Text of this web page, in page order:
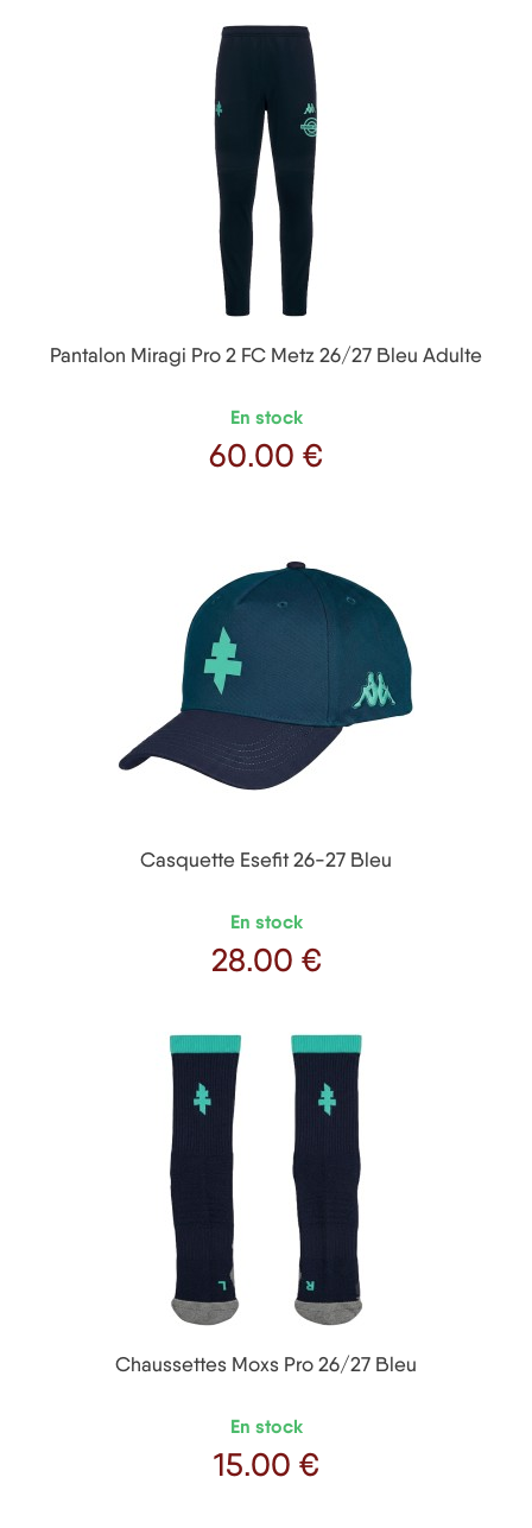
Pantalon Miragi Pro 2 FC Metz 26/27 Bleu Adulte
En stock
Prix
60.00 €
Casquette Esefit 26-27 Bleu
En stock
Prix
28.00 €
Chaussettes Moxs Pro 26/27 Bleu
En stock
Prix
15.00 €